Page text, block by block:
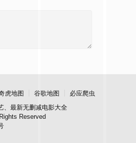
虎地图 谷歌地图
必应爬虫
、最新无删减电影大全
Reserved